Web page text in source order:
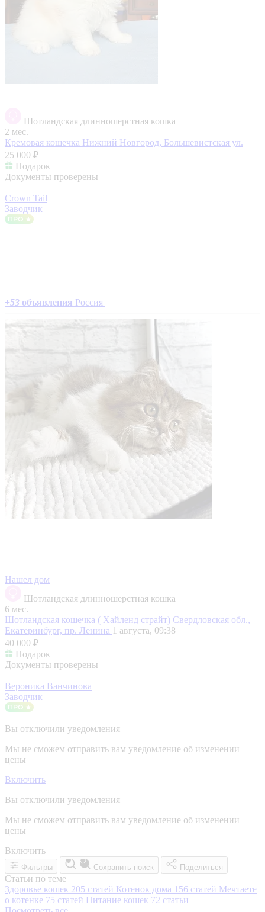
Шотландская длинношерстная кошка
2 мес.
Кремовая кошечка Нижний Новгород, Большевистская ул.
25 000 ₽
Подарок
Документы проверены
Crown Tail
Заводчик
+53 объявления Россия
Нашел дом
Шотландская длинношерстная кошка
6 мес.
Шотландская кошечка ( Хайленд страйт) Свердловская обл.,
Екатеринбург, пр. Ленина 1 августа, 09:38
40 000 ₽
Подарок
Документы проверены
Вероника Ванчинова
Заводчик
Вы отключили уведомления
Мы не сможем отправить вам уведомление об изменении
цены
Включить
Вы отключили уведомления
Мы не сможем отправить вам уведомление об изменении
цены
Включить
Фильтры Сохранить поиск Поделиться
Статьи по теме
Здоровье кошек 205 статей Котенок дома 156 статей Мечтаете
о котенке 75 статей Питание кошек 72 статьи